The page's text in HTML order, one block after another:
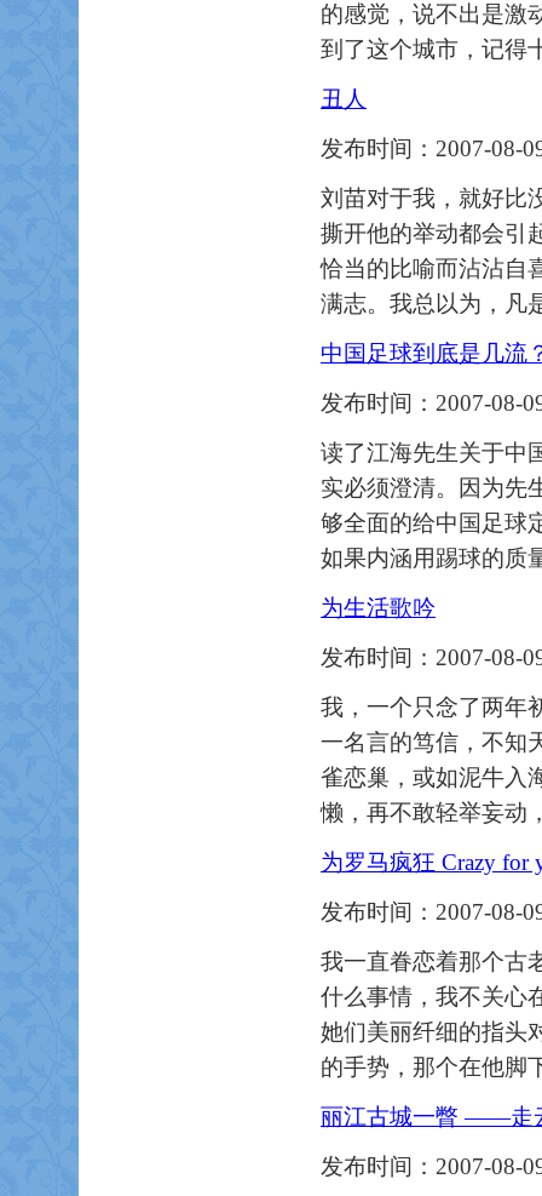
的感觉，说不出是激
到了这个城市，记得
丑人
发布时间：2007-08-
刘苗对于我，就好比
撕开他的举动都会引
恰当的比喻而沾沾自
满志。我总以为，凡
中国足球到底是几
发布时间：2007-08-
读了江海先生关于中
实必须澄清。因为先
够全面的给中国足球
如果内涵用踢球的质
为生活歌吟
发布时间：2007-08-
我，一个只念了两年
一名言的笃信，不知
雀恋巢，或如泥牛入
懒，再不敢轻举妄动
为罗马疯狂 Crazy for
发布时间：2007-08-
我一直眷恋着那个古
什么事情，我不关心
她们美丽纤细的指头
的手势，那个在他脚
丽江古城一瞥 ——走
发布时间：2007-08-